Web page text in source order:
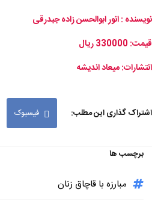
نویسنده : انور ابوالحسن زاده جبدرقی
قیمت: 330000 ریال
انتشارات: میعاد اندیشه
اشتراک گذاری این مطلب: فیسبوک
برچسب ها
مبارزه با قاچاق زنان